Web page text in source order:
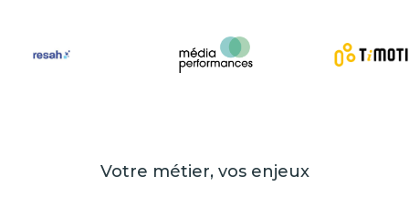
Votre métier, vos enjeux